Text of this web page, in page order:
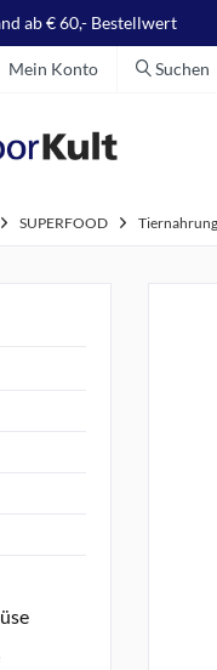
ab € 60,- Bestellwert
Mein Konto Suchen
SUPERFOOD Tiernahrung